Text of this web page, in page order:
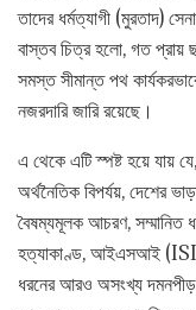
তাদের ধর্মত্যাগী (মুরতাদ)
বাস্তব চিত্র হলো, গত প্রায়
সমস্ত সীমান্ত পথ
নজরদারি জারি রয়েছে।
এ থেকে এটি স্পষ্ট হয়ে যায়
অর্থনৈতিক বিপর্যয়, দেশের
বৈষম্যমূলক আচরণ, সম্মানিত
হত্যাকাণ্ড, আইএসআই
ধরনের আরও অসংখ্য